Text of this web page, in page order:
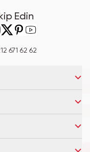
Edin
671 62 62